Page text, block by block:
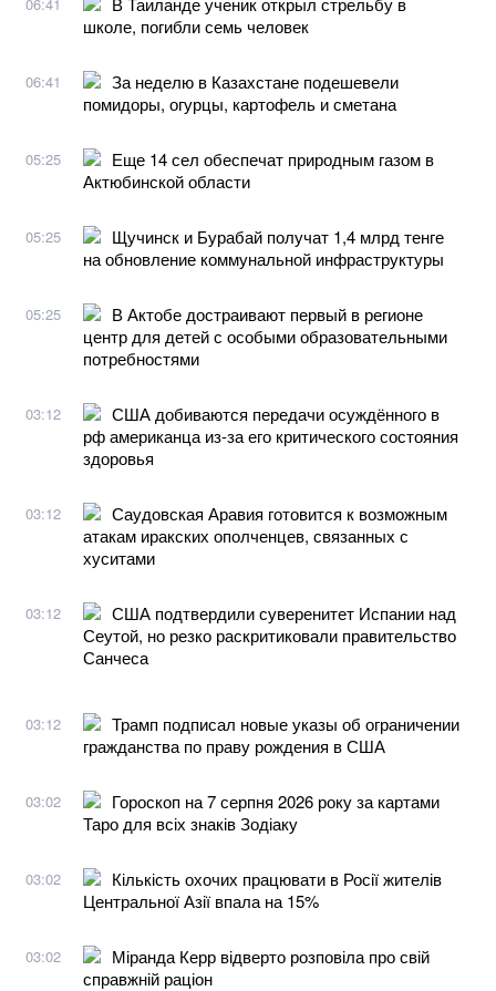
школе, погибли семь человек
06:41
За неделю в Казахстане подешевели
помидоры, огурцы, картофель и сметана
05:25
Еще 14 сел обеспечат природным газом в
Актюбинской области
05:25
Щучинск и Бурабай получат 1,4 млрд тенге
на обновление коммунальной инфраструктуры
05:25
В Актобе достраивают первый в регионе
центр для детей с особыми образовательными
потребностями
03:12
США добиваются передачи осуждённого в
рф американца из-за его критического состояния
здоровья
03:12
Саудовская Аравия готовится к возможным
атакам иракских ополченцев, связанных с
хуситами
03:12
США подтвердили суверенитет Испании над
Сеутой, но резко раскритиковали правительство
Санчеса
03:12
Трамп подписал новые указы об ограничении
гражданства по праву рождения в США
03:02
Гороскоп на 7 серпня 2026 року за картами
Таро для всіх знаків Зодіаку
03:02
Кількість охочих працювати в Росії жителів
Центральної Азії впала на 15%
03:02
Міранда Керр відверто розповіла про свій
справжній раціон